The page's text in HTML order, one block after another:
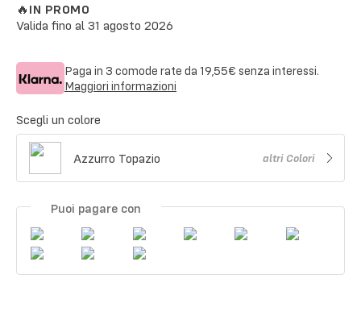
🔥 IN PROMO
Valida fino al 31 agosto 2026
Paga in 3 comode rate da 19,55€ senza interessi.
Maggiori informazioni
Scegli un colore
Azzurro Topazio altriColori
Puoi pagare con